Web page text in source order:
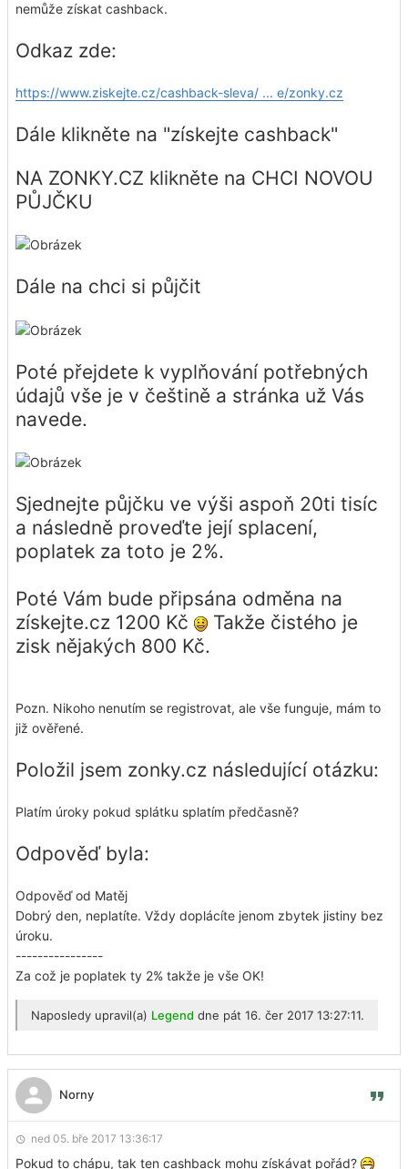
nemůže získat cashback.
Odkaz zde:
https://www.ziskejte.cz/cashback-sleva/ ... e/zonky.cz
Dále klikněte na "získejte cashback"
NA ZONKY.CZ klikněte na CHCI NOVOU
PŮJČKU
Dále na chci si půjčit
Poté přejdete k vyplňování potřebných
údajů vše je v češtině a stránka už Vás
navede.
Sjednejte půjčku ve výši aspoň 20ti tisíc
a následně proveďte její splacení,
poplatek za toto je 2%.
Poté Vám bude připsána odměna na
získejte.cz 1200 Kč
Takže čistého je
zisk nějakých 800 Kč.
Pozn. Nikoho nenutím se registrovat, ale vše funguje, mám to
již ověřené.
Položil jsem zonky.cz následující otázku:
Platím úroky pokud splátku splatím předčasně?
Odpověď byla:
Odpověď od Matěj
Dobrý den, neplatíte. Vždy doplácíte jenom zbytek jistiny bez
úroku.
----------------
Za což je poplatek ty 2% takže je vše OK!
Naposledy upravil(a) Legend dne pát 16. čer 2017 13:27:11.
Norny
ned 05. bře 2017 13:36:17
Pokud to chápu, tak ten cashback mohu získávat pořád?